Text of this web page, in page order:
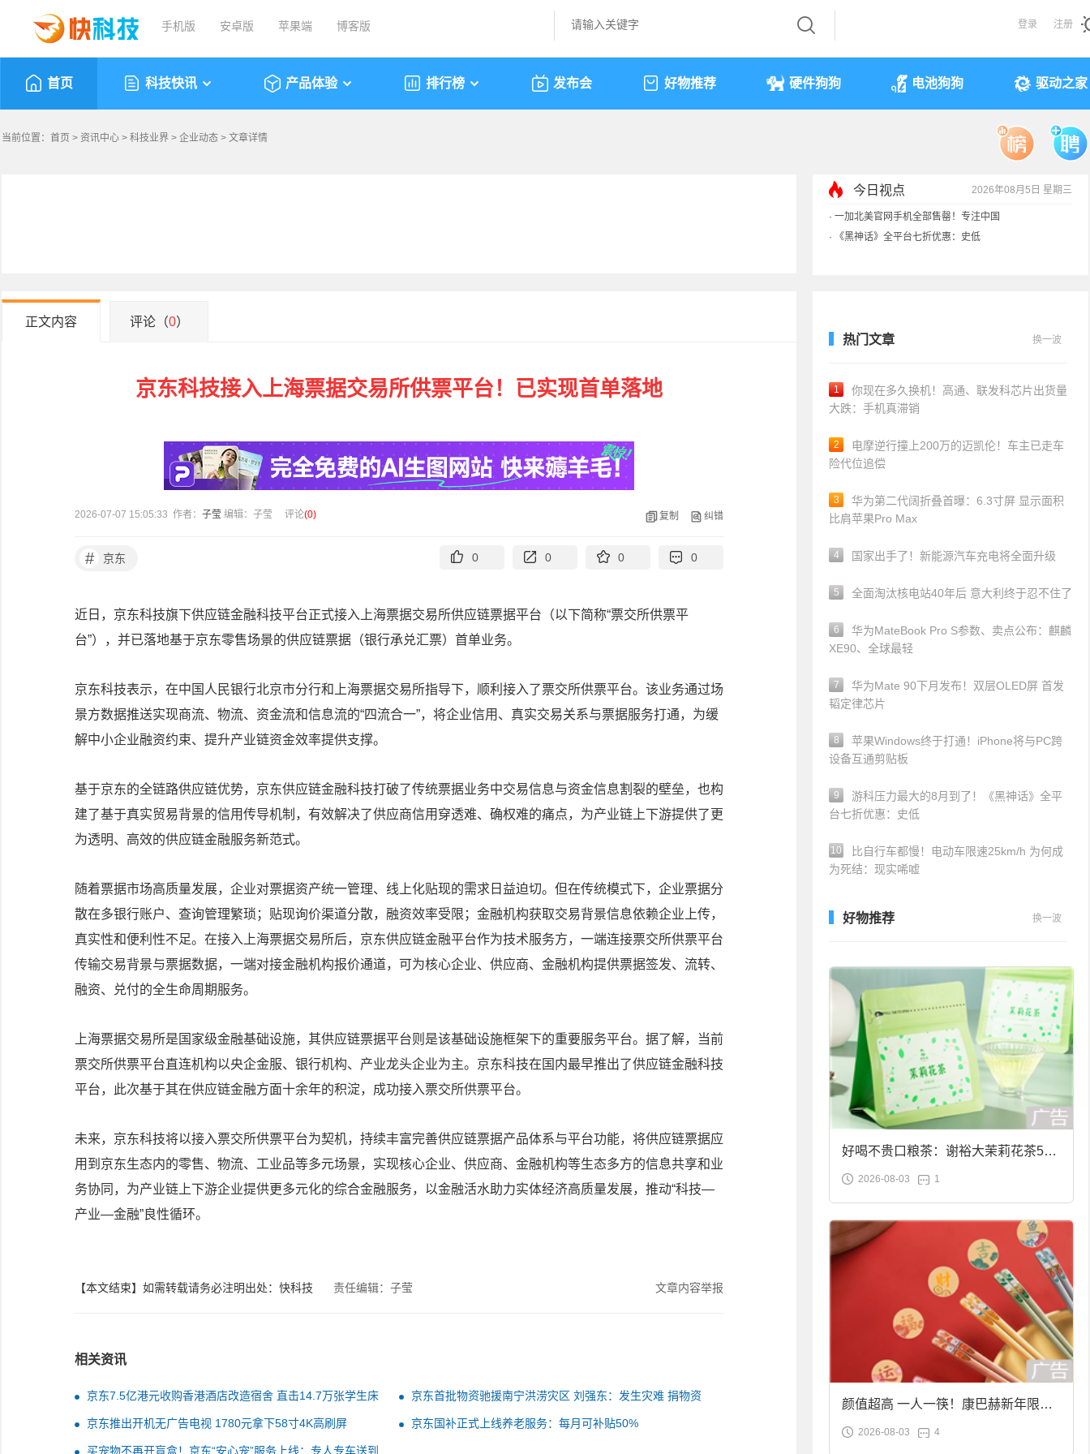
手机版 安卓版 苹果端 博客版 登录 注册
首页 科技快讯 产品体验 排行榜 发布会 好物推荐 硬件狗狗 电池狗狗 驱动之家
当前位置： 首页 > 资讯中心 > 科技业界 > 企业动态 > 文章详情
今日视点 2026年08月5日 星期三
· 《黑神话》全平台七折优惠：史低
·
显卡一夜涨价40%！原价预售订单直接作废
正文内容 评论（0）
京东科技接入上海票据交易所供票平台！已实现首单落地
2026-07-07 15:05:33 作者： 子莹 编辑：子莹 评论(0) 复制 纠错
# 京东 0 0 0 0
近日，京东科技旗下供应链金融科技平台正式接入上海票据交易所供应链票据平台（以下简称“票交所供票平
台”），并已落地基于京东零售场景的供应链票据（银行承兑汇票）首单业务。
京东科技表示，在中国人民银行北京市分行和上海票据交易所指导下，顺利接入了票交所供票平台。该业务通过场
景方数据推送实现商流、物流、资金流和信息流的“四流合一”，将企业信用、真实交易关系与票据服务打通，为缓
解中小企业融资约束、提升产业链资金效率提供支撑。
基于京东的全链路供应链优势，京东供应链金融科技打破了传统票据业务中交易信息与资金信息割裂的壁垒，也构
建了基于真实贸易背景的信用传导机制，有效解决了供应商信用穿透难、确权难的痛点，为产业链上下游提供了更
为透明、高效的供应链金融服务新范式。
随着票据市场高质量发展，企业对票据资产统一管理、线上化贴现的需求日益迫切。但在传统模式下，企业票据分
散在多银行账户、查询管理繁琐；贴现询价渠道分散，融资效率受限；金融机构获取交易背景信息依赖企业上传，
真实性和便利性不足。在接入上海票据交易所后，京东供应链金融平台作为技术服务方，一端连接票交所供票平台
传输交易背景与票据数据，一端对接金融机构报价通道，可为核心企业、供应商、金融机构提供票据签发、流转、
融资、兑付的全生命周期服务。
上海票据交易所是国家级金融基础设施，其供应链票据平台则是该基础设施框架下的重要服务平台。据了解，当前
票交所供票平台直连机构以央企金服、银行机构、产业龙头企业为主。京东科技在国内最早推出了供应链金融科技
平台，此次基于其在供应链金融方面十余年的积淀，成功接入票交所供票平台。
未来，京东科技将以接入票交所供票平台为契机，持续丰富完善供应链票据产品体系与平台功能，将供应链票据应
用到京东生态内的零售、物流、工业品等多元场景，实现核心企业、供应商、金融机构等生态多方的信息共享和业
务协同，为产业链上下游企业提供更多元化的综合金融服务，以金融活水助力实体经济高质量发展，推动“科技—
产业—金融”良性循环。
【本文结束】如需转载请务必注明出处：快科技 责任编辑：子莹 文章内容举报
相关资讯
京东7.5亿港元收购香港酒店改造宿舍 直击14.7万张学生床
位巨大缺口
京东首批物资驰援南宁洪涝灾区 刘强东：发生灾难 捐物资
无需汇报
京东推出开机无广告电视 1780元拿下58寸4K高刷屏 京东国补正式上线养老服务：每月可补贴50%
买宠物不再开盲盒！京东“安心宠”服务上线：专人专车送到
热门文章 换一波
1
你现在多久换机！高通、联发科芯片出货量
大跌：手机真滞销
2
电摩逆行撞上200万的迈凯伦！车主已走车
险代位追偿
3
华为第二代阔折叠首曝：6.3寸屏 显示面积
比肩苹果Pro Max
4 国家出手了！新能源汽车充电将全面升级
5 全面淘汰核电站40年后 意大利终于忍不住了
6
华为MateBook Pro S参数、卖点公布：麒麟
XE90、全球最轻
7
华为Mate 90下月发布！双层OLED屏 首发
韬定律芯片
8
苹果Windows终于打通！iPhone将与PC跨
设备互通剪贴板
9
游科压力最大的8月到了！《黑神话》全平
台七折优惠：史低
10
比自行车都慢！电动车限速25km/h 为何成
为死结：现实唏嘘
好物推荐 换一波
好喝不贵口粮茶：谢裕大茉莉花茶50g
袋装9.9元到手
2026-08-03 1
颜值超高 一人一筷！康巴赫新年限定
合金筷子大促：19.9元
2026-08-03 4